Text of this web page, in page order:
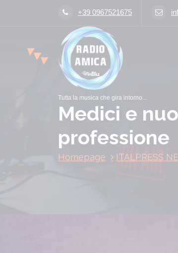
+39 0967521675
Tutta la musica che gira intorno...
Medici e
professione
Homepage ITALPRESS